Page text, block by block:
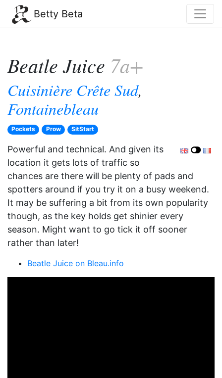
Betty Beta
Beatle Juice 7a+
Cuisinière Crête Sud,
Fontainebleau
Pockets Prow SitStart
Powerful and technical. And given its
location it gets lots of traffic so
chances are there will be plenty of pads and
spotters around if you try it on a busy weekend.
It may be suffering a bit from its own popularity
though, as the key holds get shinier every
season. Might want to go tick it off sooner
rather than later!
Beatle Juice on Bleau.info